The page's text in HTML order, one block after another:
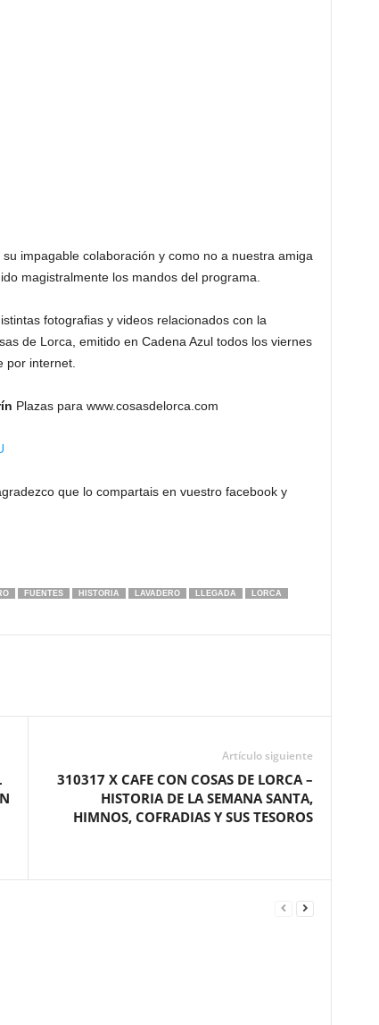
impagable colaboración y como no a nuestra amiga
magistralmente los mandos del programa.
fotografias y videos relacionados con la
de Lorca, emitido en Cadena Azul todos los viernes
por internet.
Plazas para www.cosasdelorca.com
que lo compartais en vuestro facebook y
FUENTES HISTORIA LAVADERO LLEGADA
LORCA
Artículo siguiente
310317 X CAFE CON COSAS DE LORCA –
HISTORIA DE LA SEMANA SANTA,
HIMNOS, COFRADIAS Y SUS TESOROS